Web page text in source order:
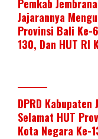
Pemkab
Jajarannya
Provinsi Bali Ke-
130, Dan HUT RI
DPRD
Selamat HUT
Kota Negara Ke-